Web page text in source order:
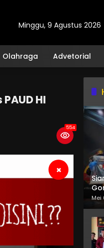
Minggu, 9 Agustus 2026
Olahraga Advetorial
HI
554
×
Mei